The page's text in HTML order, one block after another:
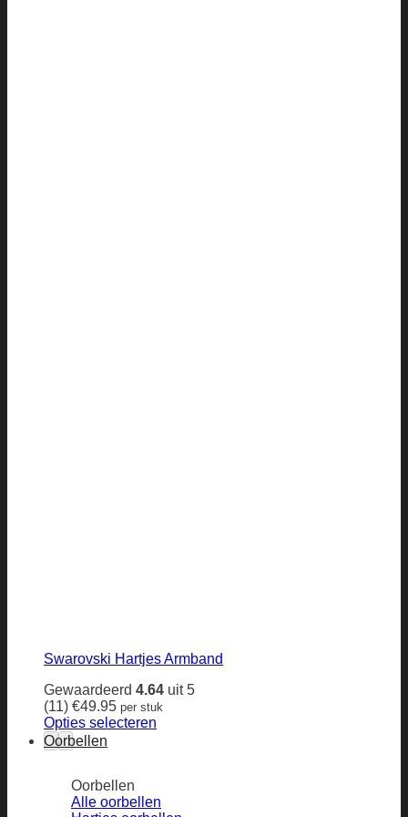
Swarovski Hartjes Armband
Gewaardeerd 4.64 uit 5
(11) €49.95 per stuk
Opties selecteren
Dit
product
meerdere
variaties.
Oorbellen
Oorbellen
Alle oorbellen